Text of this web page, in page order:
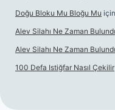
Doğu Bloku Mu Bloğu Mu için
Alev Silahı Ne Zaman
Alev Silahı Ne Zaman
100 Defa Istiğfar Nasıl Çekilir